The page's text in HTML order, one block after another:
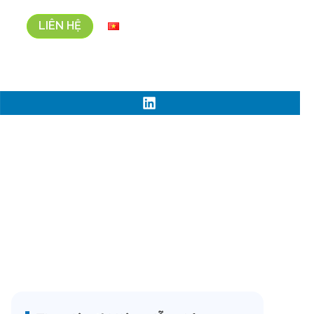
LIÊN HỆ
kể từ tháng 9/2023
tại Nhật Bản kể từ tháng